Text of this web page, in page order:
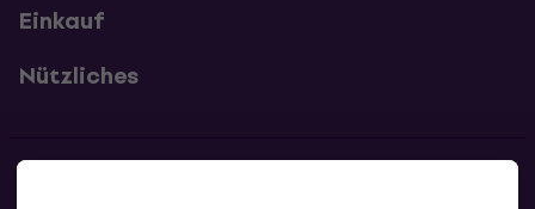
Einkauf
Nützliches